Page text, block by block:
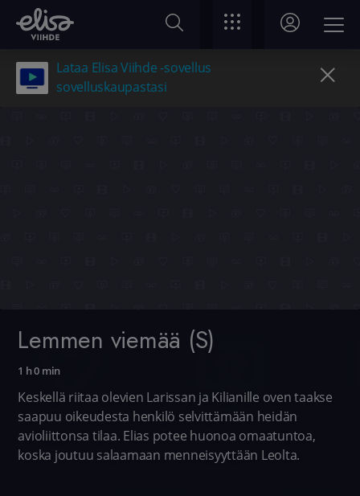
Lataa Elisa Viihde -sovellus
sovelluskaupastasi
Lemmen viemää (S)
1 h 0 min
Keskellä riitaa olevien Larissan ja Kilianille oven taakse
saapuu oikeudesta henkilö selvittämään heidän
avioliittonsa tilaa. Elias potee huonoa omaatuntoa,
koska joutuu salaamaan menneisyyttään Leolta.